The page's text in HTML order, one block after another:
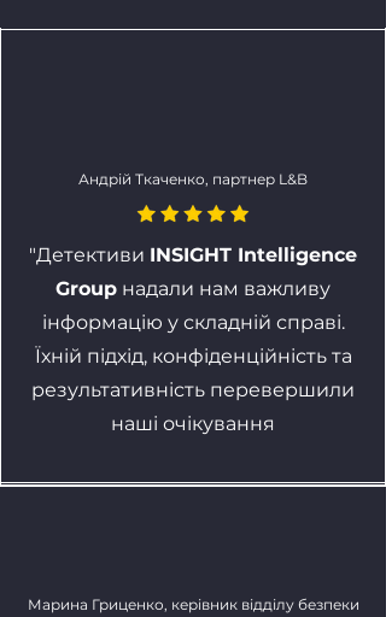
Андрій Ткаченко, партнер L&B
"Детективи INSIGHT Intelligence
Group надали нам важливу
інформацію у складній справі.
Їхній підхід, конфіденційність та
результативність перевершили
наші очікування
Марина Гриценко, керівник відділу безпеки